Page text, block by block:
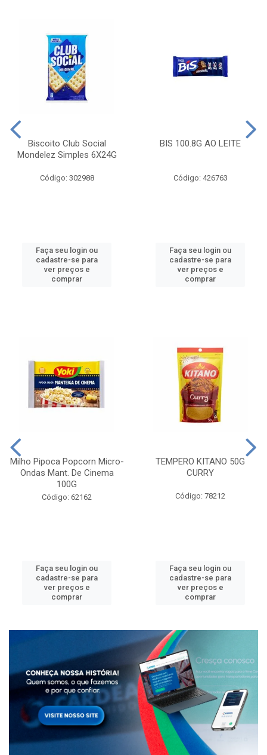
Biscoito Club Social
Mondelez Simples 6X24G
Código: 302988
Faça seu login ou
cadastre-se para
ver preços e
comprar
BIS 100.8G AO LEITE
Código: 426763
Faça seu login ou
cadastre-se para
ver preços e
comprar
Milho Pipoca Popcorn Micro-
Ondas Mant. De Cinema
100G
Código: 62162
Faça seu login ou
cadastre-se para
ver preços e
comprar
TEMPERO KITANO 50G
CURRY
Código: 78212
Faça seu login ou
cadastre-se para
ver preços e
comprar